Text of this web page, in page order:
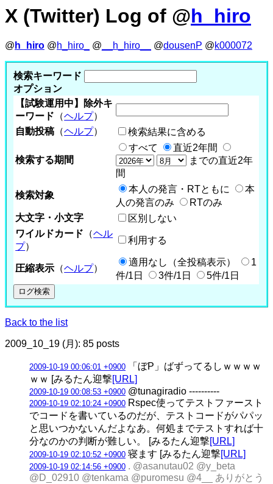
X (Twitter) Log of @h_hiro
@ h_hiro @h_hiro_ @ __h_hiro__ @dousenP @k000072
検索キーワード
オプション
【試験運用中】除外キ
ーワード （ヘルプ）
自動投稿 （ヘルプ） 検索結果に含める
検索する期間
すべて
直近2年間
までの直近2年
間
検索対象
本人の発言・RTともに
本
人の発言のみ
RTのみ
大文字・小文字
区別しない
ワイルドカード （ヘル
プ）
利用する
圧縮表示 （ヘルプ）
適用なし（全投稿表示）
1
件/1日
3件/1日 5件/1日
Back to the list
2009_10_19 (月): 85 posts
2009-10-19 00:06:01 +0900 「ぼP」ばずってるしｗｗｗｗ
ｗｗ [みるたん迎撃[URL]
2009-10-19 00:08:53 +0900 @tunagiradio ----------
2009-10-19 02:10:24 +0900 Rspec使ってテストファースト
でコードを書いているのだが、テストコードがパパッ
と思いつかないんだよなあ。何処までテストすれば十
分なのかの判断が難しい。 [みるたん迎撃[URL]
2009-10-19 02:10:52 +0900 寝ます [みるたん迎撃[URL]
2009-10-19 02:14:56 +0900 . @asanutau02 @y_beta
@D_02910 @tenkama @puromesu @4__ ありがとう